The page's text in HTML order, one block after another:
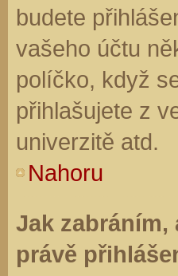
budete
vašeho účtu
políčko, když
přihlašujete z
univerzitě atd.
Nahoru
Jak zabráním,
právě